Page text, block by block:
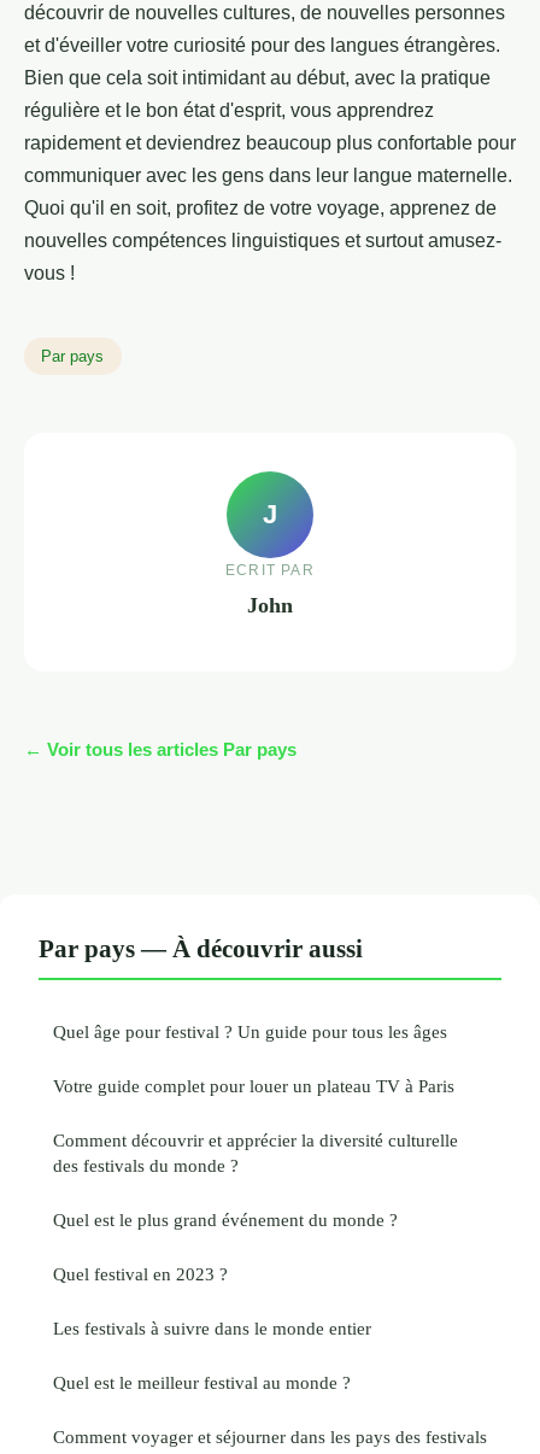
découvrir de nouvelles cultures, de nouvelles personnes
et d'éveiller votre curiosité pour des langues étrangères.
Bien que cela soit intimidant au début, avec la pratique
régulière et le bon état d'esprit, vous apprendrez
rapidement et deviendrez beaucoup plus confortable pour
communiquer avec les gens dans leur langue maternelle.
Quoi qu'il en soit, profitez de votre voyage, apprenez de
nouvelles compétences linguistiques et surtout amusez-
vous !
Par pays
J
ECRIT PAR
John
← Voir tous les articles Par pays
Par pays — À découvrir aussi
Quel âge pour festival ? Un guide pour tous les âges
Votre guide complet pour louer un plateau TV à Paris
Comment découvrir et apprécier la diversité culturelle
des festivals du monde ?
Quel est le plus grand événement du monde ?
Quel festival en 2023 ?
Les festivals à suivre dans le monde entier
Quel est le meilleur festival au monde ?
Comment voyager et séjourner dans les pays des festivals